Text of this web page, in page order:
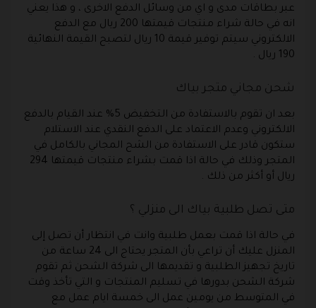
عبر بطاقات مدى و اي من وسائل الدفع الاخرى ، و هذا يعني
انه في حالة شراء منتجات قيمتها 200 ريال مع الدفع
الالكتروني سيتم توفير قيمة 10 ريال لتصبح القيمة النهائية
190 ريال .
شحن مجاني متجر بياك
بعد ان تقوم بالاستفادة من التخفيض 5% عند القيام بالدفع
الالكتروني وعدم الاعتماد على الدفع النقدي عند الاستلام
ستكون قادر على الاستفادة من الشح المجاني بالكامل في
المتجر وذلك في حالة اذا قمت بشراء منتجات قيمتها 294
ريال أو أكثر من ذلك .
متى تصل طلبية بياك الى منزلي ؟
في حالة اذا قمت بعمل طلبية وانت في انتظار أن تصل إلى
المنزل عليك أن تراعي بأن المتجر يحتاج الى 24 ساعة من
تاريخ تجهيز الطلبية و تقديمها الى شركة الشحن ثم تقوم
شركة الشحن بدورها في تسليم المنتجات و التي تأخذ وقت
في المتوسط من يومين عمل الى خمسة ايام عمل مع